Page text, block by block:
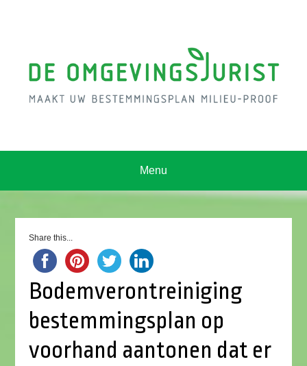
Menu
Share this...
Bodemverontreiniging
bestemmingsplan op
voorhand aantonen dat er